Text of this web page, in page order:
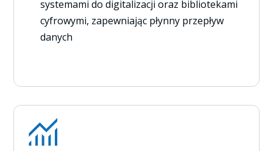
systemami do digitalizacji oraz bibliotekami
cyfrowymi, zapewniając płynny przepływ
danych